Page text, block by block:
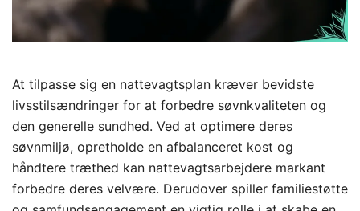
At tilpasse sig en nattevagtsplan kræver bevidste
livsstilsændringer for at forbedre søvnkvaliteten og
den generelle sundhed. Ved at optimere deres
søvnmiljø, opretholde en afbalanceret kost og
håndtere træthed kan nattevagtsarbejdere markant
forbedre deres velvære. Derudover spiller familiestøtte